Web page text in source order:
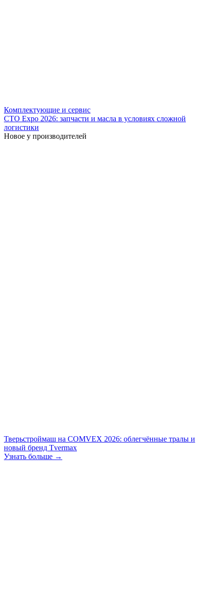
Комплектующие и сервис
СТО Expo 2026: запчасти и масла в условиях сложной
логистики
Новое у производителей
Тверьстроймаш на COMVEX 2026: облегчённые тралы и
новый бренд Tvermax
Узнать больше →